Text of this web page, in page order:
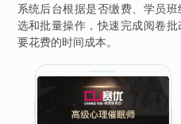
系统后台根据是否缴费、学员
选和批量操作，快速完成阅卷
要花费的时间成本。